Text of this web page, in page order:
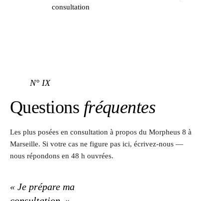
consultation
N° IX
Questions fréquentes
Les plus posées en consultation à propos du Morpheus 8 à
Marseille. Si votre cas ne figure pas ici, écrivez-nous —
nous répondons en 48 h ouvrées.
« Je prépare ma